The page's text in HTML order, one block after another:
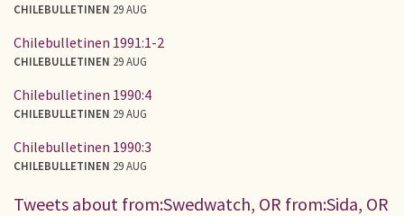
CHILEBULLETINEN 29 AUG
Chilebulletinen 1991:1-2
CHILEBULLETINEN 29 AUG
Chilebulletinen 1990:4
CHILEBULLETINEN 29 AUG
Chilebulletinen 1990:3
CHILEBULLETINEN 29 AUG
Tweets about from:Swedwatch, OR from:Sida, OR